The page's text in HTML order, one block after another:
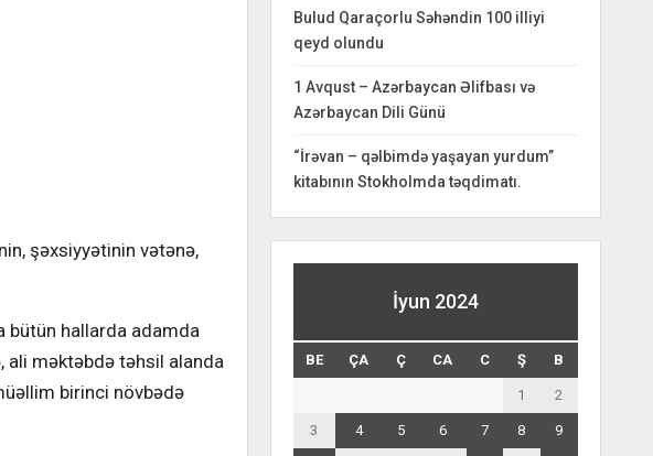
şəxsiyyətinin vətənə,
bütün hallarda adamda
ali məktəbdə təhsil alanda
birinci növbədə
Bulud Qaraçorlu Səhəndin 100 illiyi
qeyd olundu
1 Avqust – Azərbaycan Əlifbası və
Azərbaycan Dili Günü
“İrəvan – qəlbimdə yaşayan yurdum”
kitabının Stokholmda təqdimatı.
İyun 2024
BE ÇA Ç CA C Ş B
1 2
3 4 5 6 7 8 9